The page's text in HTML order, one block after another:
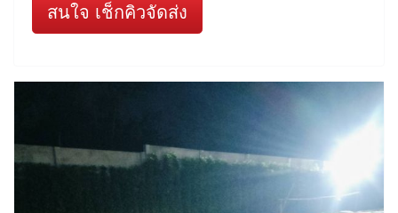
สนใจ เช็กคิวจัดส่ง